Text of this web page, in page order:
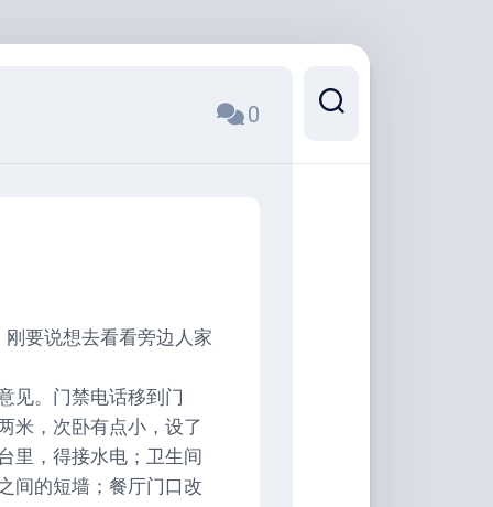
0
要说想去看看旁边人家
见。门禁电话移到门
米，次卧有点小，设了
里，得接水电；卫生间
间的短墙；餐厅门口改